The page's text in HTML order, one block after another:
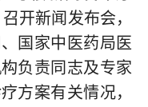
开新闻发布会，
国家中医药局医
负责同志及专家
方案有关情况，